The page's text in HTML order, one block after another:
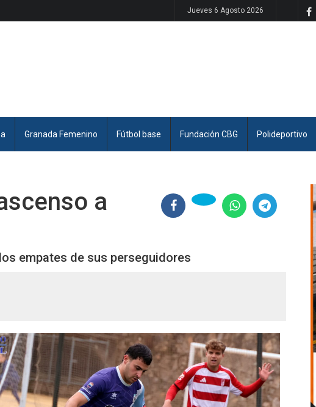
Jueves 6 Agosto 2026
Granada Femenino Fútbol base Fundación CBG Polideportivo
a
empates de sus perseguidores